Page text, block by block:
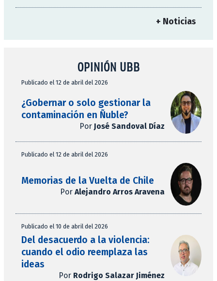
+ Noticias
OPINIÓN UBB
Publicado el 12 de abril del 2026
¿Gobernar o solo gestionar la
contaminación en Ñuble?
Por José Sandoval Díaz
Publicado el 12 de abril del 2026
Memorias de la Vuelta de Chile
Por Alejandro Arros Aravena
Publicado el 10 de abril del 2026
Del desacuerdo a la violencia:
cuando el odio reemplaza las
ideas
Por Rodrigo Salazar Jiménez